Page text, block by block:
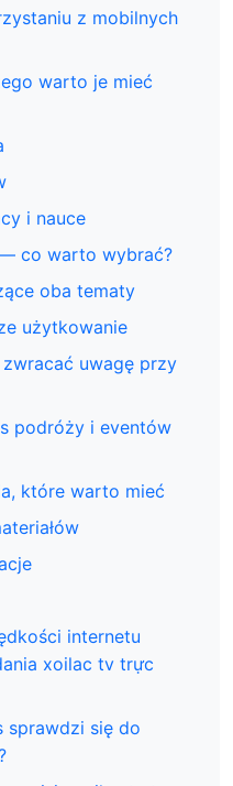
z mobilnych
warto je mieć
i nauce
co warto wybrać?
oba tematy
użytkowanie
uwagę przy
podróży i eventów
które warto mieć
internetu
xoilac tv trực
sprawdzi się do